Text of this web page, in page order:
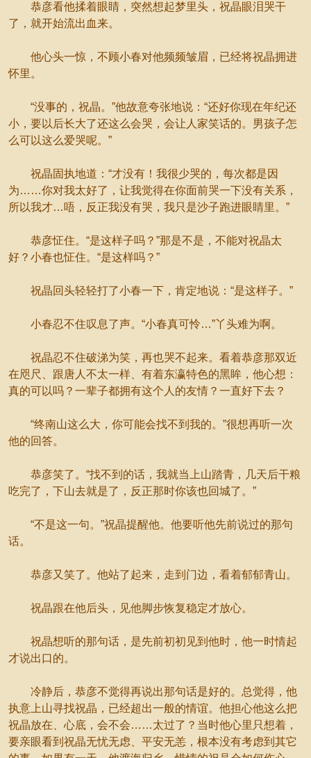
恭彦看他揉着眼睛，突然想起梦里头，祝晶眼泪哭干
了，就开始流出血来。
他心头一惊，不顾小春对他频频皱眉，已经将祝晶拥进
怀里。
“没事的，祝晶。”他故意夸张地说：“还好你现在年纪还
小，要以后长大了还这么会哭，会让人家笑话的。男孩子怎
么可以这么爱哭呢。”
祝晶固执地道：“才没有！我很少哭的，每次都是因
为……你对我太好了，让我觉得在你面前哭一下没有关系，
所以我才…唔，反正我没有哭，我只是沙子跑进眼睛里。”
恭彦怔住。“是这样子吗？”那是不是，不能对祝晶太
好？小春也怔住。“是这样吗？”
祝晶回头轻轻打了小春一下，肯定地说：“是这样子。”
小春忍不住叹息了声。“小春真可怜…”丫头难为啊。
祝晶忍不住破涕为笑，再也哭不起来。看着恭彦那双近
在咫尺、跟唐人不太一样、有着东瀛特色的黑眸，他心想：
真的可以吗？一辈子都拥有这个人的友情？一直好下去？
“终南山这么大，你可能会找不到我的。”很想再听一次
他的回答。
恭彦笑了。“找不到的话，我就当上山踏青，几天后干粮
吃完了，下山去就是了，反正那时你该也回城了。”
“不是这一句。”祝晶提醒他。他要听他先前说过的那句
话。
恭彦又笑了。他站了起来，走到门边，看着郁郁青山。
祝晶跟在他后头，见他脚步恢复稳定才放心。
祝晶想听的那句话，是先前初初见到他时，他一时情起
才说出口的。
冷静后，恭彦不觉得再说出那句话是好的。总觉得，他
执意上山寻找祝晶，已经超出一般的情谊。他担心他这么把
祝晶放在、心底，会不会……太过了？当时他心里只想着，
要亲眼看到祝晶无忧无虑、平安无恙，根本没有考虑到其它